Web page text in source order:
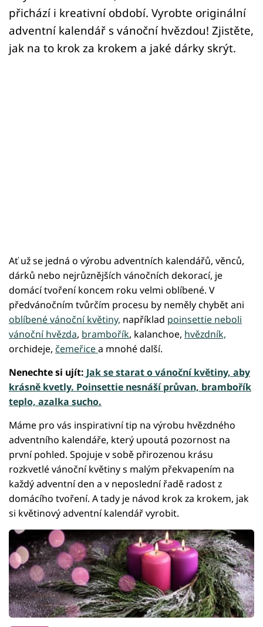
přichází i kreativní období. Vyrobte originální
adventní kalendář s vánoční hvězdou! Zjistěte,
jak na to krok za krokem a jaké dárky skrýt.
Ať už se jedná o výrobu adventních kalendářů, věnců,
dárků nebo nejrůznějších vánočních dekorací, je
domácí tvoření koncem roku velmi oblíbené. V
předvánočním tvůrčím procesu by neměly chybět ani
oblíbené vánoční květiny, například poinsettie neboli
vánoční hvězda, brambořík, kalanchoe, hvězdník,
orchideje, čemeřicea mnohé další.
Nenechte si ujít: Jak se starat o vánoční květiny, aby
krásně kvetly. Poinsettie nesnáší průvan, brambořík
teplo, azalka sucho.
Máme pro vás inspirativní tip na výrobu hvězdného
adventního kalendáře, který upoutá pozornost na
první pohled. Spojuje v sobě přirozenou krásu
rozkvetlé vánoční květiny s malým překvapením na
každý adventní den a v neposlední řadě radost z
domácího tvoření. A tady je návod krok za krokem, jak
si květinový adventní kalendář vyrobit.